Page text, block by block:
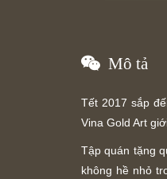
Mô tả
Tết 2017 sắp
Vina Gold Art
Tập quán tặng
không hề nhỏ